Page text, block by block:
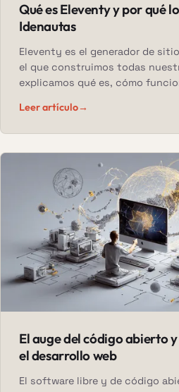
Qué es Eleventy y por qué
Idenautas
Eleventy es el generador de
el que construimos todas
explicamos qué es, cómo
Leer artículo→
El auge del código abierto
el desarrollo web
El software libre y de código